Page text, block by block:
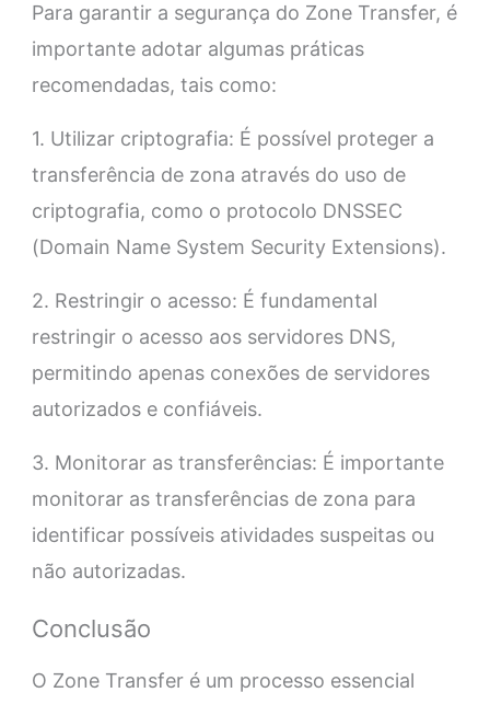
Para garantir a segurança do Zone Transfer, é
importante adotar algumas práticas
recomendadas, tais como:
1. Utilizar criptografia: É possível proteger a
transferência de zona através do uso de
criptografia, como o protocolo DNSSEC
(Domain Name System Security Extensions).
2. Restringir o acesso: É fundamental
restringir o acesso aos servidores DNS,
permitindo apenas conexões de servidores
autorizados e confiáveis.
3. Monitorar as transferências: É importante
monitorar as transferências de zona para
identificar possíveis atividades suspeitas ou
não autorizadas.
Conclusão
O Zone Transfer é um processo essencial